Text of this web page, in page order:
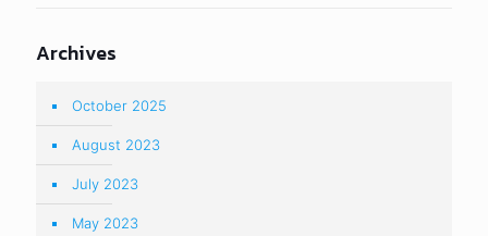
Archives
October 2025
August 2023
July 2023
May 2023